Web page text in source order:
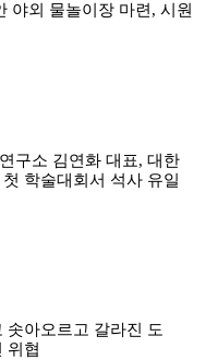
야외 물놀이장 마련, 시원
구소 김연화 대표, 대한
학술대회서 석사 유일
솟아오르고 갈라진 도
위협